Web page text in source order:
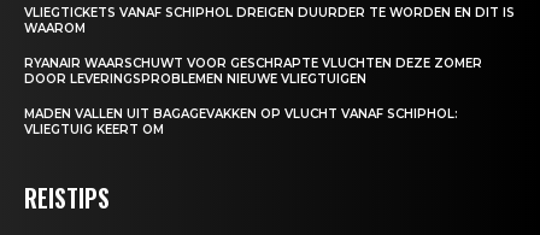
VLIEGTICKETS VANAF SCHIPHOL DREIGEN DUURDER TE WORDEN EN DIT IS
WAAROM
RYANAIR WAARSCHUWT VOOR GESCHRAPTE VLUCHTEN DEZE ZOMER
DOOR LEVERINGSPROBLEMEN NIEUWE VLIEGTUIGEN
MADEN VALLEN UIT BAGAGEVAKKEN OP VLUCHT VANAF SCHIPHOL:
VLIEGTUIG KEERT OM
REISTIPS